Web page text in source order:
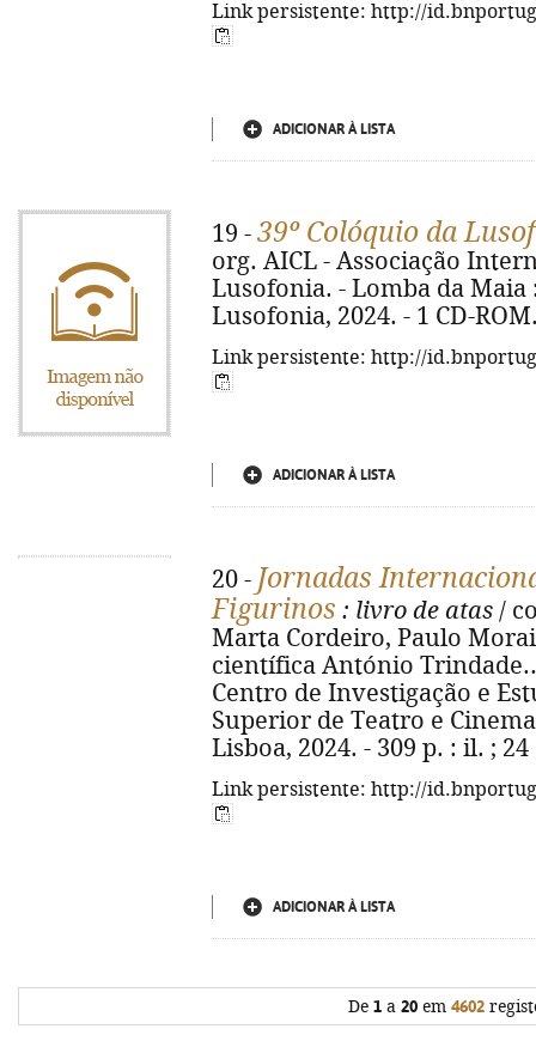
Link persistente: http://
ADICIONAR À LISTA
19 - 39º Colóquio da
org. AICL - Associação
Lusofonia. - Lomba da Maia
Lusofonia, 2024. - 1 CD-
Link persistente: http://
ADICIONAR À LISTA
20 - Jornadas
Figurinos : livro de atas /
Marta Cordeiro, Paulo
científica António
Centro de Investigação e
Superior de Teatro e
Lisboa, 2024. - 309 p. : il. ;
Link persistente: http://
ADICIONAR À LISTA
De 1a 20em 4602